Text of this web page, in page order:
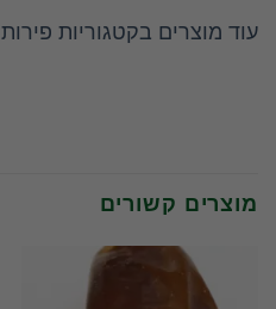
עוד מוצרים בקטגוריות פירות
מוצרים קשורים